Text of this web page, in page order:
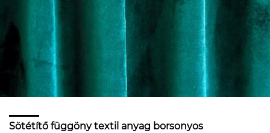
Sötétítő függöny textil anyag borsonyos